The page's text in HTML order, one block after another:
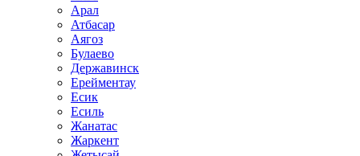
Арал
Атбасар
Аягоз
Булаево
Державинск
Ерейментау
Есик
Есиль
Жанатас
Жаркент